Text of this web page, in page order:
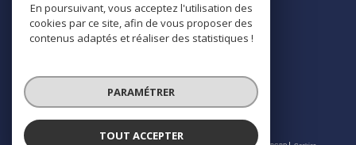
Contact
Nous suivre
© 2026 | Tous droits réservés | Traduction powered by Google |
En poursuivant, vous acceptez l'utilisation des
cookies par ce site, afin de vous proposer des
contenus adaptés et réaliser des statistiques !
PARAMÉTRER
TOUT ACCEPTER